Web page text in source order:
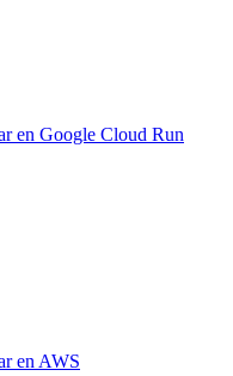
en Google Cloud Run
en AWS